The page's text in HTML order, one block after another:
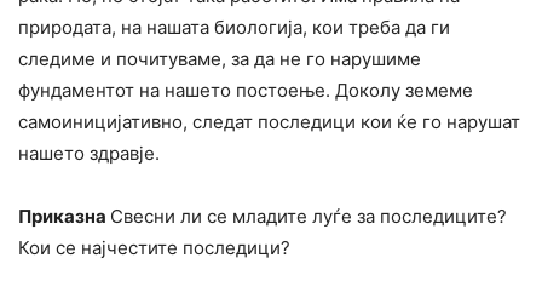
природата, на нашата биологија, кои треба да ги
следиме и почитуваме, за да не го нарушиме
фундаментот на нашето постоење. Доколу земеме
самоиницијативно, следат последици кои ќе го нарушат
нашето здравје.
Приказна Свесни ли се младите луѓе за последиците?
Кои се најчестите последици?